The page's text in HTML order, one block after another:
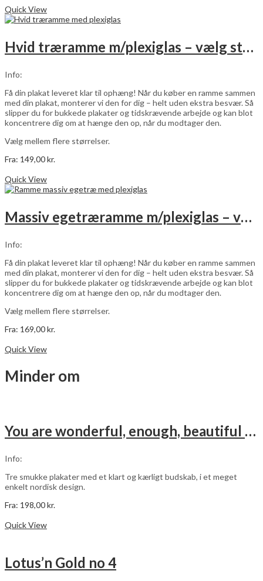
har
Mulighederne
varesiden
Quick View
Hvid træramme m/plexiglas – vælg størrelse
Info:
Få din plakat leveret klar til ophæng! Når du køber en ramme sammen
med din plakat, monterer vi den for dig – helt uden ekstra besvær. Så
slipper du for bukkede plakater og tidskrævende arbejde og kan blot
koncentrere dig om at hænge den op, når du modtager den.
Vælg mellem flere størrelser.
Fra: 149,00kr.
har
Mulighederne
varesiden
Quick View
Massiv egetræramme m/plexiglas – vælg størrelse
Info:
Få din plakat leveret klar til ophæng! Når du køber en ramme sammen
med din plakat, monterer vi den for dig – helt uden ekstra besvær. Så
slipper du for bukkede plakater og tidskrævende arbejde og kan blot
koncentrere dig om at hænge den op, når du modtager den.
Vælg mellem flere størrelser.
Fra: 169,00kr.
varianter.
varesiden
Quick View
Minder om
You are wonderful, enough, beautiful – pink – 3 stk plakater
Info:
Tre smukke plakater med et klart og kærligt budskab, i et meget
enkelt nordisk design.
Fra: 198,00kr.
Mulighederne
Quick View
Lotus’n Gold no 4